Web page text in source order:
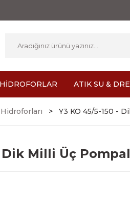
HİDROFORLAR ATIK SU &
Y3 KO 45/5-150 -
Dik Milli Üç